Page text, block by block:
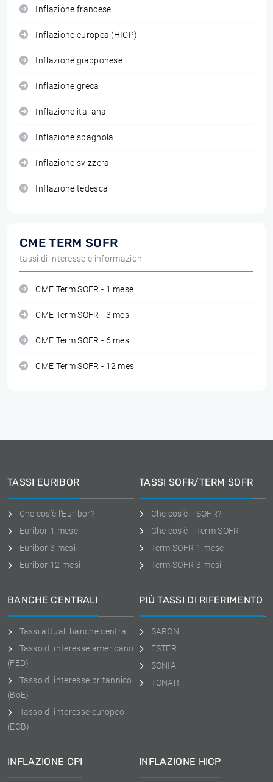
Inflazione francese
Inflazione europea (HICP)
Inflazione giapponese
Inflazione greca
Inflazione italiana
Inflazione spagnola
Inflazione svizzera
Inflazione tedesca
CME TERM SOFR
tassi di interesse e informazioni
CME Term SOFR - 1 mese
CME Term SOFR - 3 mesi
CME Term SOFR - 6 mesi
CME Term SOFR - 12 mesi
TASSI EURIBOR
Che cos'è l'Euribor?
Euribor 1 mese
Euribor 3 mesi
Euribor 12 mesi
TASSI SOFR/TERM SOFR
Che cos'è il SOFR?
Che cos'è il Term SOFR
Term SOFR 1 mese
Term SOFR 3 mesi
BANCHE CENTRALI
Tassi attuali banche centrali
Tasso di interesse americano
(FED)
Tasso di interesse britannico
(BoE)
Tasso di interesse europeo
(ECB)
PIÙ TASSI DI RIFERIMENTO
SARON
ESTER
SONIA
TONAR
INFLAZIONE CPI INFLAZIONE HICP